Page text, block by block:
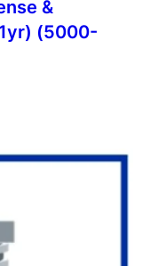
&
(5000-